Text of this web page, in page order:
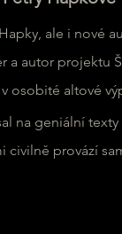
ale i nové
a autor projektu
osobité altové
na geniální
provází